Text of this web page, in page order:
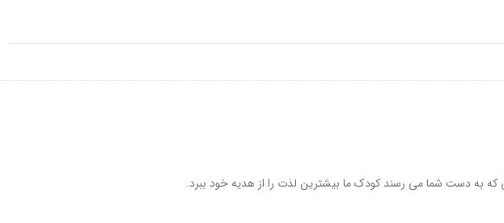
که به دست شما می رسند کودک ما بیشترین لذت را از هدیه خود ببرد.